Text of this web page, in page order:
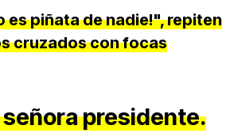
es piñata de nadie!", repiten
cruzados con focas
presidente.